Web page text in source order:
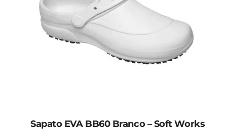
Sapato EVA BB60 Branco – Soft Works